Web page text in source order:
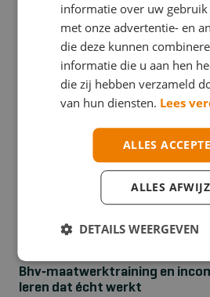
Bhv‑maatwerktraining en
leren dat écht werkt
informatie over uw gebruik
met onze advertentie- en
die deze kunnen
informatie die u aan hen
die zij hebben verzameld
van hun diensten. Lees
ALLES
ALLES
DETAILS WEERGEVEN